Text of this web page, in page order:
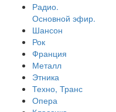
Радио.
Основной эфир.
Шансон
Рок
Франция
Металл
Этника
Техно, Транс
Опера